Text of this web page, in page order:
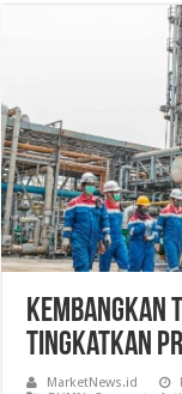
Kembangkan
Tingkatkan
MarketNews.id